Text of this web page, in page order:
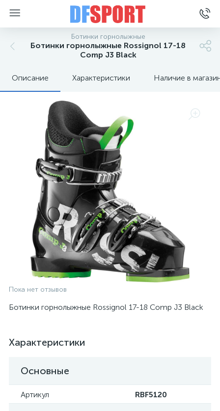
Ботинки горнолыжные
Ботинки горнолыжные Rossignol 17-18
Comp J3 Black
Описание Характеристики Наличие в
Пока нет отзывов
Ботинки горнолыжные Rossignol 17-18 Comp J3 Black
Характеристики
Основные
Артикул RBF5120